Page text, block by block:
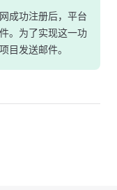
成功注册后，平台
。为了实现这一功
目发送邮件。